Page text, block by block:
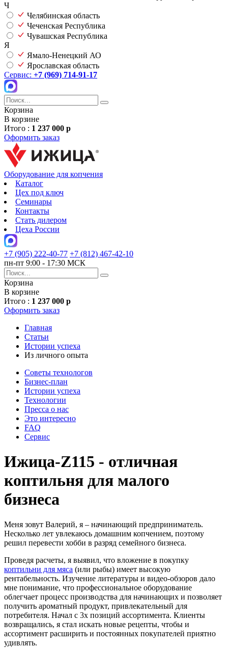
Ч
Челябинская область
Чеченская Республика
Чувашская Республика
Я
Ямало-Ненецкий АО
Ярославская область
Сервис: +7 (969) 714-91-17
Корзина
В корзине
Итого : 1 237 000 р
Оформить заказ
Оборудование для копчения
Каталог
Цех под ключ
Семинары
Контакты
Стать дилером
Цеха России
+7 (905) 222-40-77 +7 (812) 467-42-10
пн-пт 9:00 - 17:30 МСК
Корзина
В корзине
Итого : 1 237 000 р
Оформить заказ
Главная
Статьи
Истории успеха
Из личного опыта
Советы технологов
Бизнес-план
Истории успеха
Технологии
Пресса о нас
Это интересно
FAQ
Сервис
Ижица-Z115 - отличная
коптильня для малого
бизнеса
Меня зовут Валерий, я – начинающий предприниматель.
Несколько лет увлекаюсь домашним копчением, поэтому
решил перевести хобби в разряд семейного бизнеса.
Проведя расчеты, я выявил, что вложение в покупку
коптильни для мяса (или рыбы) имеет высокую
рентабельность. Изучение литературы и видео-обзоров дало
мне понимание, что профессиональное оборудование
облегчает процесс производства для начинающих и позволяет
получить ароматный продукт, привлекательный для
потребителя. Начал с 3х позиций ассортимента. Клиенты
возвращались, я стал искать новые рецепты, чтобы и
ассортимент расширить и постоянных покупателей приятно
удивлять.